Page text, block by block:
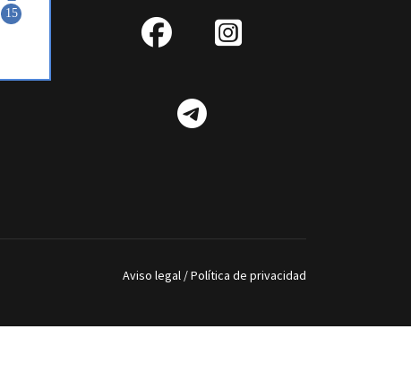
fab
facebook
IG
Telegram
Aviso legal /Política de privacidad